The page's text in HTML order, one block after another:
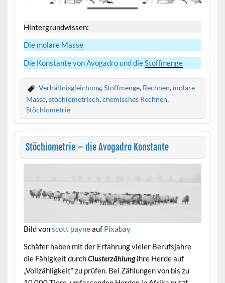
Hintergrundwissen:
Die molare Masse
Die Konstante von Avogadro und die Stoffmenge
Verhältnisgleichung,Stoffmenge, Rechnen, molare
Masse,stöchiometrisch,chemisches Rechnen,
Stöchiometrie
Stöchiometrie – die Avogadro Konstante
Bild vonscott payneauf Pixabay
Schäfer haben mit der Erfahrung vieler Berufsjahre
die Fähigkeit durchClusterzählungihre Herde auf
„Vollzähligkeit“ zu prüfen. Bei Zählungen von bis zu